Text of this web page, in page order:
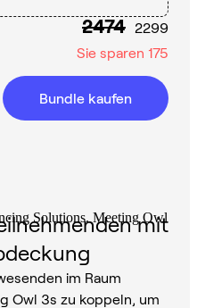
2474 2299
Sie sparen 175
Bundle kaufen
mit
im Raum
Owl 3s zu koppeln, um